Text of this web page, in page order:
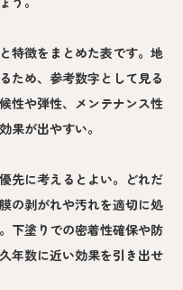
特徴をまとめた表です。地
ため、参考数字として見る
性や弾性、メンテナンス性
果が出やすい。
先に考えるとよい。どれだ
の剥がれや汚れを適切に処
下塗りでの密着性確保や防
年数に近い効果を引き出せ